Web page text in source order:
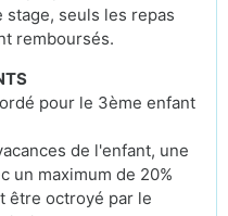
stage, seuls les repas
remboursés.
pour le 3ème enfant
de l'enfant, une
un maximum de 20%
être octroyé par le